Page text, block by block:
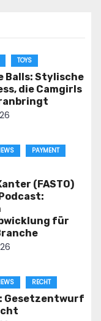
TOYS
Balls: Stylische
die Camgirls
PAYMENT
(FASTO)
für
RECHT
Gesetzentwurf